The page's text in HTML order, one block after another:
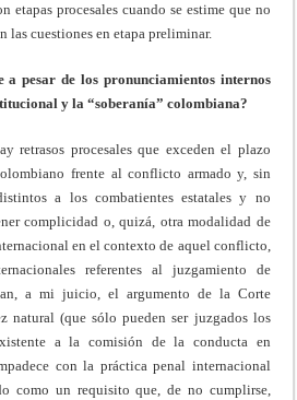
etapas procesales cuando se estime que no
las cuestiones en etapa preliminar.
pesar de los pronunciamientos internos
y la “soberanía” colombiana?
retrasos procesales que exceden el plazo
frente al conflicto armado y, sin
a los combatientes estatales y no
complicidad o, quizá, otra modalidad de
en el contexto de aquel conflicto,
referentes al juzgamiento de
a mi juicio, el argumento de la Corte
natural (que sólo pueden ser juzgados los
a la comisión de la conducta en
con la práctica penal internacional
como un requisito que, de no cumplirse,